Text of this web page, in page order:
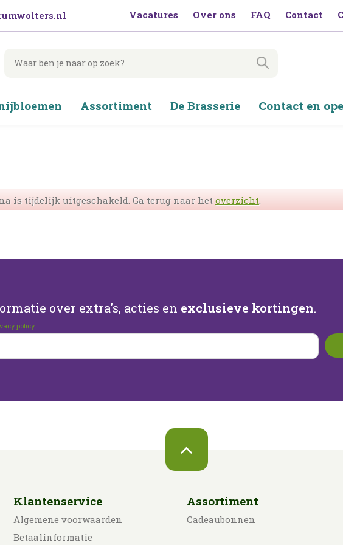
Vacatures Over ons FAQ Contact
Assortiment De Brasserie Contact en
is tijdelijk uitgeschakeld. Ga terug naar het overzicht.
over extra's, acties en exclusieve kortingen.
policy.
Klantenservice
Algemene voorwaarden
Betaalinformatie
Assortiment
Cadeaubonnen